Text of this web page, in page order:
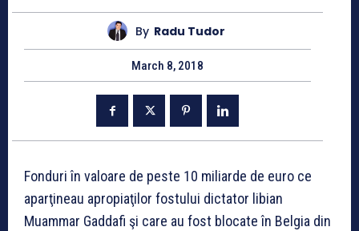
By Radu Tudor
March 8, 2018
Fonduri în valoare de peste 10 miliarde de euro ce
aparţineau apropiaţilor fostului dictator libian
Muammar Gaddafi şi care au fost blocate în Belgia din